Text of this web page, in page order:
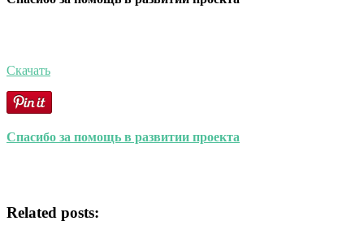
Скачать
Спасибо за помощь в развитии проекта
Related posts: